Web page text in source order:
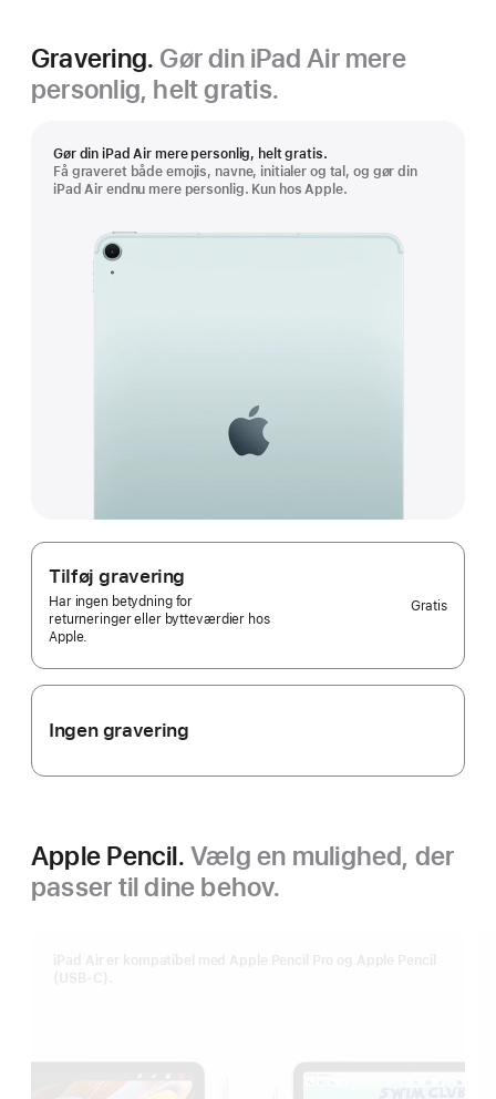
Gravering. Gør din iPad Air mere
personlig, helt gratis.
Gør din iPad Air mere personlig, helt gratis.
Få graveret både emojis, navne, initialer og tal, og gør din
iPad Air endnu mere personlig. Kun hos Apple.
Tilføj gravering
Har ingen betydning for
returneringer eller bytteværdier hos
Apple.
Gratis
Ingen gravering
Apple Pencil.Vælg en mulighed, der
passer til dine behov.